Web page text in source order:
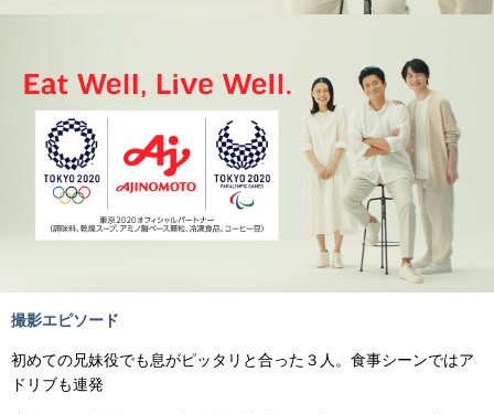
撮影エピソード
初めての兄妹役でも息がピッタリと合った３人。食事シーンではア
ドリブも連発